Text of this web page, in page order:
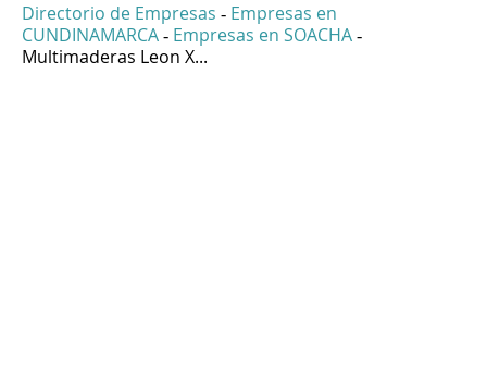
Directorio de Empresas - Empresas en
CUNDINAMARCA - Empresas en SOACHA -
Multimaderas Leon X...